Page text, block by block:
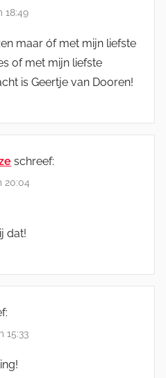
18:49
maar óf met mijn liefste
of met mijn liefste
is Geertje van Dooren!
schreef:
20:04
dat!
15:33